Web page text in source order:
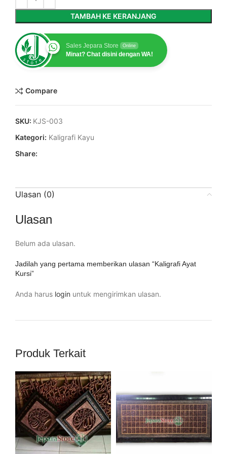
TAMBAH KE KERANJANG
Sales Jepara Store Online
Minat? Chat disini dengan WA!
Compare
SKU: KJS-003
Kategori: Kaligrafi Kayu
Share:
Ulasan (0)
Ulasan
Belum ada ulasan.
Jadilah yang pertama memberikan ulasan “Kaligrafi Ayat
Kursi”
Anda harus login untuk mengirimkan ulasan.
Produk Terkait